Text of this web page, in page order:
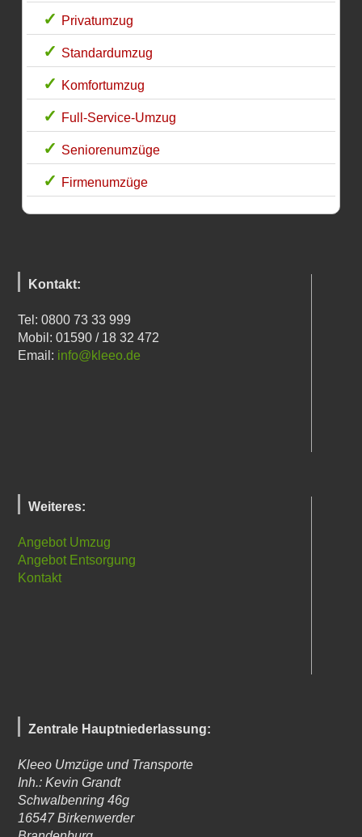
Privatumzug
Standardumzug
Komfortumzug
Full-Service-Umzug
Seniorenumzüge
Firmenumzüge
Kontakt:
Tel: 0800 73 33 999
Mobil: 01590 / 18 32 472
Email: info@kleeo.de
Weiteres:
Angebot Umzug
Angebot Entsorgung
Kontakt
Zentrale Hauptniederlassung:
Kleeo Umzüge und Transporte
Inh.: Kevin Grandt
Schwalbenring 46g
16547 Birkenwerder